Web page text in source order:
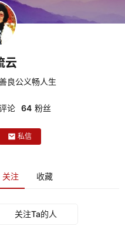
云
良公义畅人生
论 64 粉丝
私信
关注 收藏
关注Ta的人